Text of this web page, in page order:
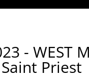
- WEST
Saint Priest